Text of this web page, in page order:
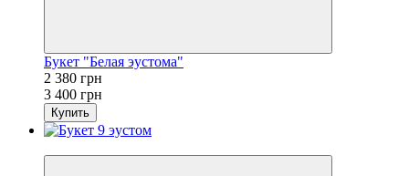
Букет "Белая эустома"
2 380 грн
3 400 грн
Купить